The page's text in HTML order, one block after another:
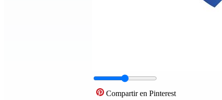
Compartir en Pinterest